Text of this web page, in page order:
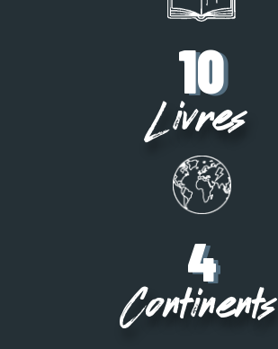
10
Livres
4
Continents